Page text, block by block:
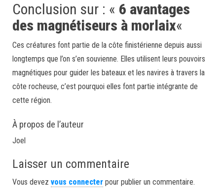
Conclusion sur : « 6 avantages
des magnétiseurs à morlaix«
Ces créatures font partie de la côte finistérienne depuis aussi
longtemps que l’on s’en souvienne. Elles utilisent leurs pouvoirs
magnétiques pour guider les bateaux et les navires à travers la
côte rocheuse, c’est pourquoi elles font partie intégrante de
cette région.
À propos de l’auteur
Joel
Laisser un commentaire
Vous devez vous connecter pour publier un commentaire.